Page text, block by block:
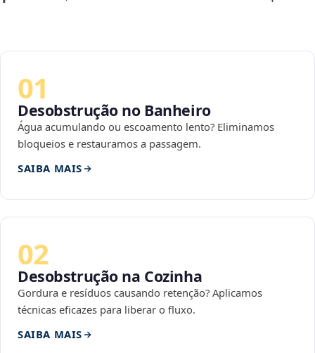
01
Desobstrução no Banheiro
Água acumulando ou escoamento lento? Eliminamos
bloqueios e restauramos a passagem.
SAIBA MAIS
02
Desobstrução na Cozinha
Gordura e resíduos causando retenção? Aplicamos
técnicas eficazes para liberar o fluxo.
SAIBA MAIS